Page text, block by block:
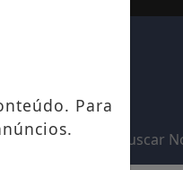
Para